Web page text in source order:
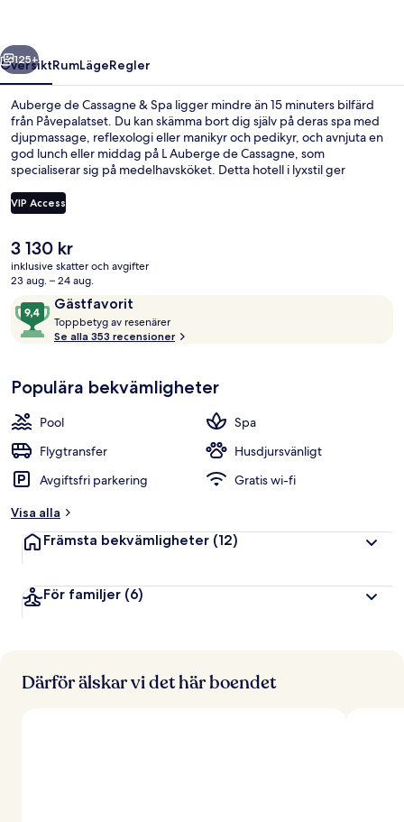
Nästa
125+
ÖversiktRumLägeRegler
Auberge de Cassagne & Spa ligger mindre än 15 minuters bilfärd
från Påvepalatset. Du kan skämma bort dig själv på deras spa med
djupmassage, reflexologi eller manikyr och pedikyr, och avnjuta en
god lunch eller middag på L Auberge de Cassagne, som
specialiserar sig på medelhavsköket. Detta hotell i lyxstil ger
fitnesscenter.
VIP Access
Det
nuvarande
priset
3 130 kr
3 130 kr
inklusive skatter och avgifter
23 aug. – 24 aug.
RecensionerGästfavorit
9,4
av
10,
Toppbetyg av resenärer
o
b
r
e
Se alla 353 recensioner
Populära bekvämligheter
Pool
Spa
Flygtransfer
Husdjursvänligt
Avgiftsfri parkering
Gratis wi-fi
Visa alla
Främsta bekvämligheter (12)
För familjer (6)
Därför älskar vi det här boendet